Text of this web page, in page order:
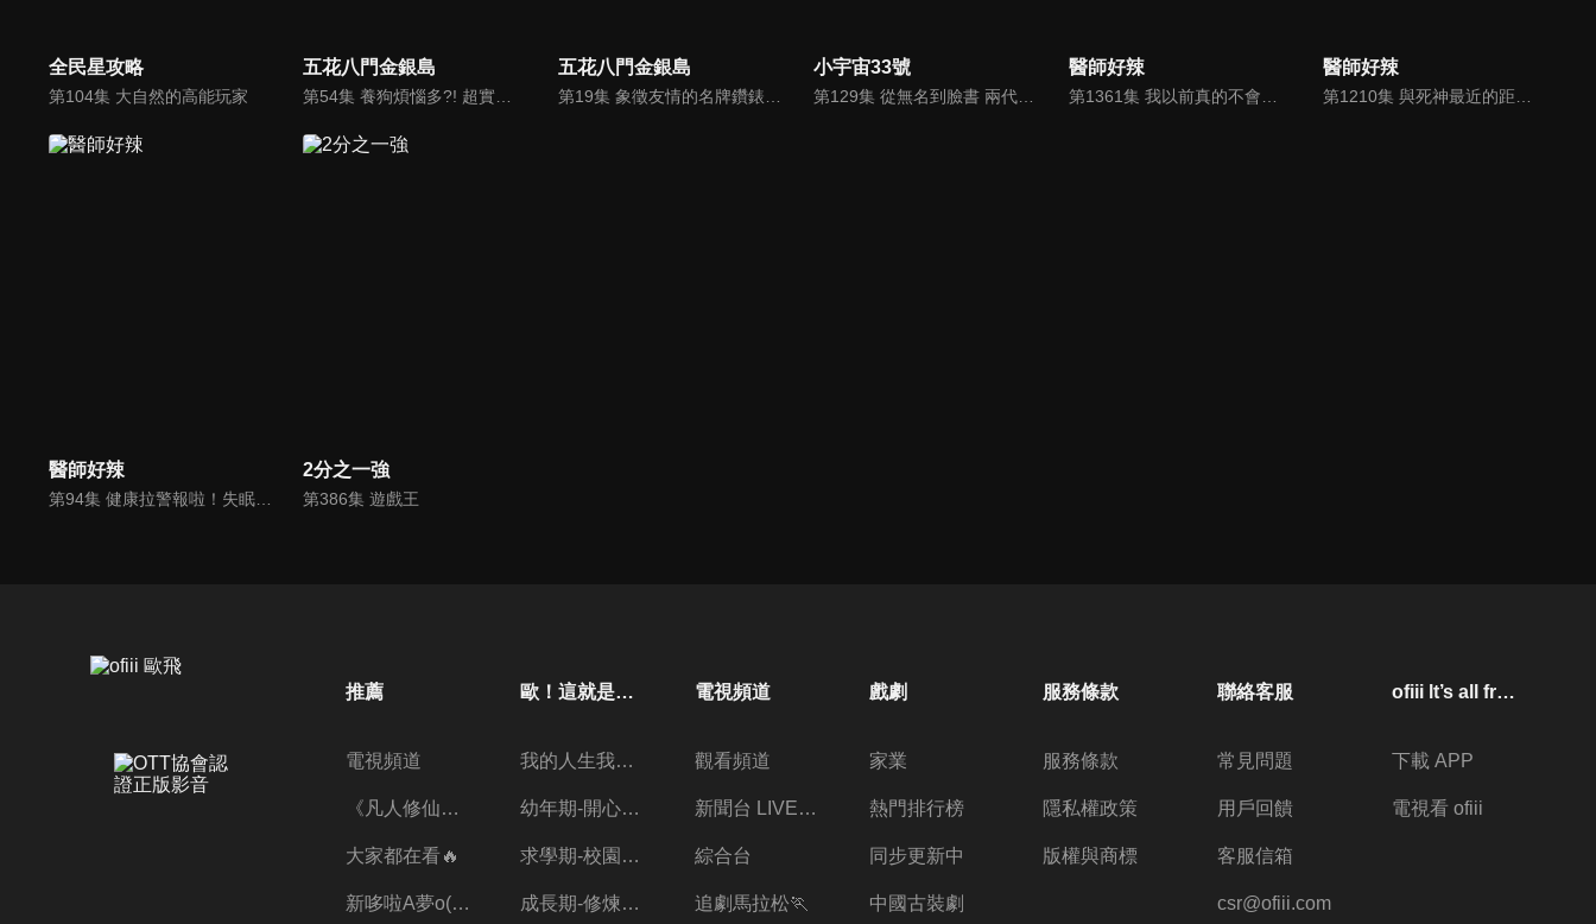
全民星攻略
第104集 大自然的高能玩家
五花八門金銀島 五花八門金銀島 小宇宙33號
第129集 從無名到臉書 兩代網路美女來報到!!
醫師好辣 醫師好辣
醫師好辣
第94集 健康拉警報啦！失眠、腰痛好困擾！
2分之一強
第386集 遊戲王
推薦
電視頻道
《凡人修仙傳》第五季全新開播✨
大家都在看🔥
新哆啦A夢o((ﾐﾟｴﾟﾐ))o
歐！這就是人生啊
我的人生我做主
幼年期-開心放暑假
求學期-校園三兩事
成長期-修煉愛情的心酸
電視頻道
觀看頻道
新聞台 LIVE 直播
綜合台
追劇馬拉松🏃
戲劇
家業
熱門排行榜
同步更新中
中國古裝劇
服務條款
服務條款
隱私權政策
版權與商標
聯絡客服
常見問題
用戶回饋
客服信箱
csr@ofiii.com
ofiii lt’s all free
下載 APP
電視看 ofiii